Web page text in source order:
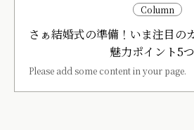
Column
さぁ結婚式の準備！いま注目の
魅力ポイント5つ
Please add some content in your page.